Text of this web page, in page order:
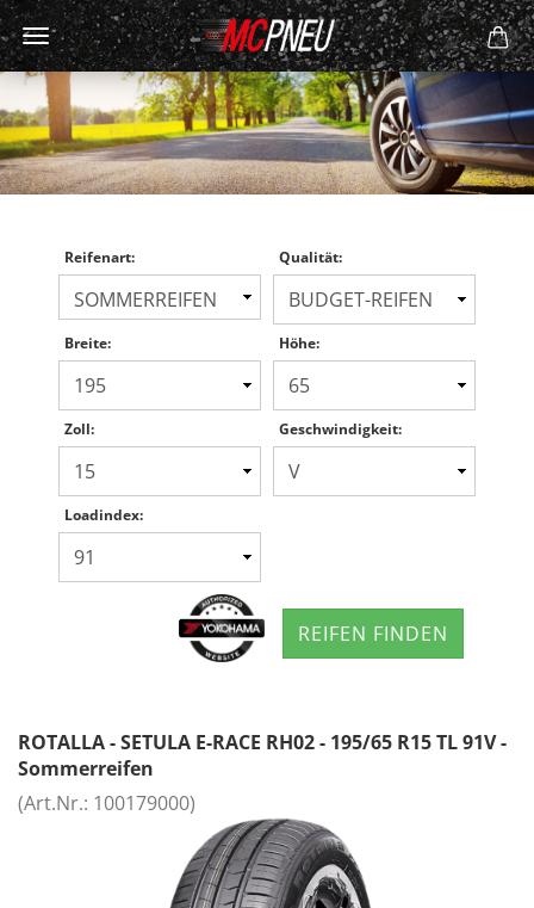
Reifenart: Qualität:
Breite: Höhe:
Zoll: Geschwindigkeit:
Loadindex:
REIFEN FINDEN
ROTALLA - SETULA E-RACE RH02 - 195/65 R15 TL 91V -
Sommerreifen
(Art.Nr.: 100179000)